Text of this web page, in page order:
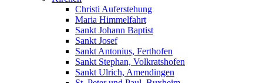
Christi Auferstehung
Maria Himmelfahrt
Sankt Johann Baptist
Sankt Josef
Sankt Antonius, Ferthofen
Sankt Stephan, Volkratshofen
Sankt Ulrich, Amendingen